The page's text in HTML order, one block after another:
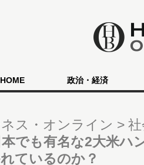
HOME 政治・経済
ス・オンライン
でも有名な2大米ハ
ているのか？